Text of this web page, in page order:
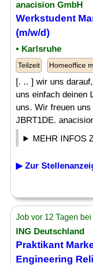
anacision GmbH
Werkstudent
(m/w/d)
• Karlsruhe
Teilzeit Homeoffice
[. .. ] wir uns
uns einfach deinen
uns. Wir freuen
JBRT1DE.
MEHR INFOS
▶ Zur
Job vor 12 Tagen
ING Deutschland
Praktikant
Engineering